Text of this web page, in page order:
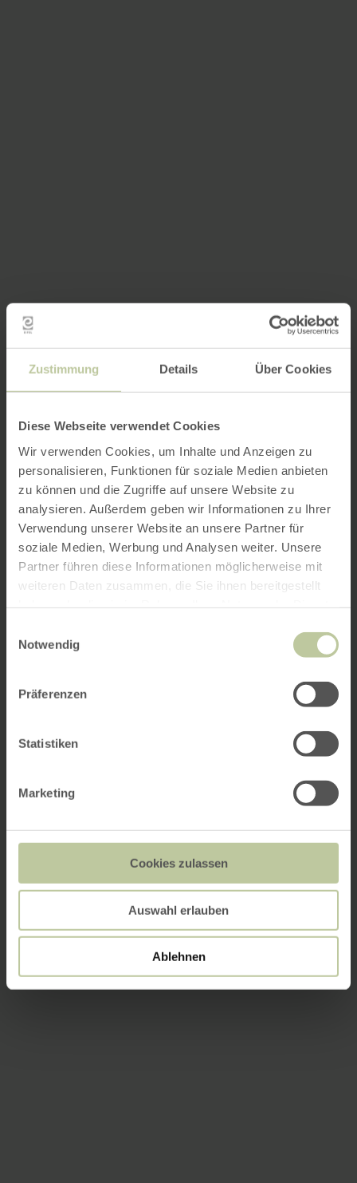
Zustimmung Details Über Cookies
Diese Webseite verwendet Cookies
Wir verwenden Cookies, um Inhalte und Anzeigen zu
personalisieren, Funktionen für soziale Medien anbieten
zu können und die Zugriffe auf unsere Website zu
analysieren. Außerdem geben wir Informationen zu Ihrer
Verwendung unserer Website an unsere Partner für
soziale Medien, Werbung und Analysen weiter. Unsere
Partner führen diese Informationen möglicherweise mit
weiteren Daten zusammen, die Sie ihnen bereitgestellt
Notwendig
Präferenzen
Statistiken
Marketing
Cookies zulassen
Auswahl erlauben
Ablehnen